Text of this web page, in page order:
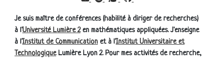
Je suis maître de conférences (habilité à diriger de recherches)
à l'Université Lumière 2en mathématiques appliquées. J'enseigne
à l'Institut de Communication et à l'Institut Universitaire et
TechnologiqueLumière Lyon 2. Pour mes activités de recherche,